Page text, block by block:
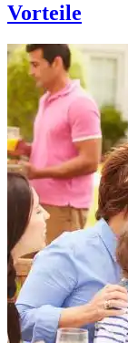
Vorteile